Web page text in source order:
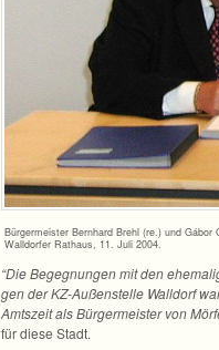
Bür­ger­meis­ter Bern­hard Brehl (re.) und
Wall­dor­fer Rat­haus, 11. Juli 2004.
“Die Begeg­nun­gen mit den
gen der KZ-Außenstelle Wall­dorf
Amts­zeit als Bür­ger­meis­ter von
für diese Stadt.